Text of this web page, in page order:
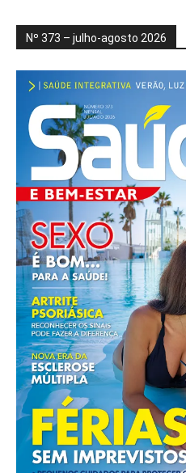
Nº 373 – julho-agosto 2026